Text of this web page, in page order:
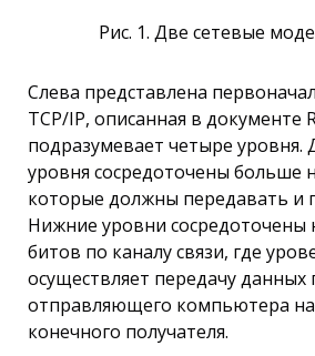
Рис. 1. Две сетевые
Слева представлена
TCP/IP, описанная в документе
подразумевает четыре уровня.
уровня сосредоточены больше
которые должны передавать и
Нижние уровни сосредоточены
битов по каналу связи, где
осуществляет передачу данных
отправляющего компьютера
конечного получателя.